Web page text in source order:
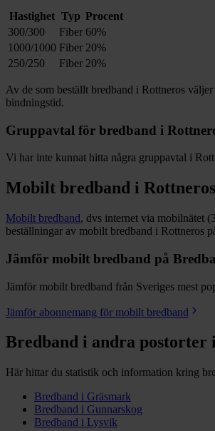
Hastighet Typ Procent
300/300
Fiber 60%
1000/1000 Fiber 20%
250/250
Fiber 20%
Av de som beställt bredband i Rottneros väljer
bindningstid.
Gruppavtal för bredband i
Vi har inte kunnat hitta några gruppavtal i
Mobilt bredband i Rottneros
Mobilt bredband, dvs internet via mobilnätet
beställningar av mobilt bredband i Rottneros
Jämför mobilt bredband på
Jämför mobilt bredband från Sveriges mest
Jämför abonnemang för mobilt bredband
Bredband i andra postorter i
Här hittar du statistik och information kring
Bredband i Gräsmark
Bredband i Gunnarskog
Bredband i Lysvik